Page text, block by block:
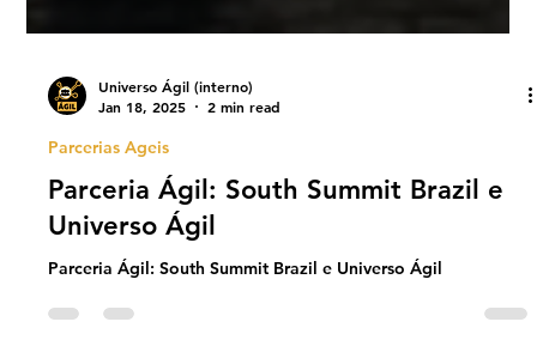
Universo Ágil (interno)
Jan 18, 2025
2 min read
Parcerias Ageis
Parceria Ágil: South Summit Brazil e
Universo Ágil